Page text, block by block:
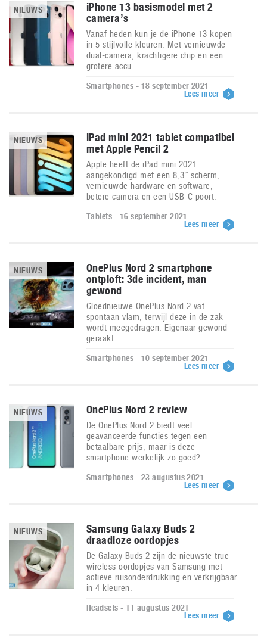
NIEUWS
iPhone 13 basismodel met 2
camera’s
Vanaf heden kun je de iPhone 13 kopen
in 5 stijlvolle kleuren. Met vernieuwde
dual-camera, krachtigere chip en een
grotere accu.
Smartphones - 18 september 2021
Lees meer
NIEUWS
iPad mini 2021 tablet compatibel
met Apple Pencil 2
Apple heeft de iPad mini 2021
aangekondigd met een 8,3” scherm,
vernieuwde hardware en software,
betere camera en een USB-C poort.
Tablets - 16 september 2021
Lees meer
NIEUWS
OnePlus Nord 2 smartphone
ontploft: 3de incident, man
gewond
Gloednieuwe OnePlus Nord 2 vat
spontaan vlam, terwijl deze in de zak
wordt meegedragen. Eigenaar gewond
geraakt.
Smartphones - 10 september 2021
Lees meer
NIEUWS OnePlus Nord 2 review
De OnePlus Nord 2 biedt veel
geavanceerde functies tegen een
betaalbare prijs, maar is deze
smartphone werkelijk zo goed?
Smartphones - 23 augustus 2021
Lees meer
NIEUWS
Samsung Galaxy Buds 2
draadloze oordopjes
De Galaxy Buds 2 zijn de nieuwste true
wireless oordopjes van Samsung met
actieve ruisonderdrukking en verkrijgbaar
in 4 kleuren.
Headsets - 11 augustus 2021
Lees meer